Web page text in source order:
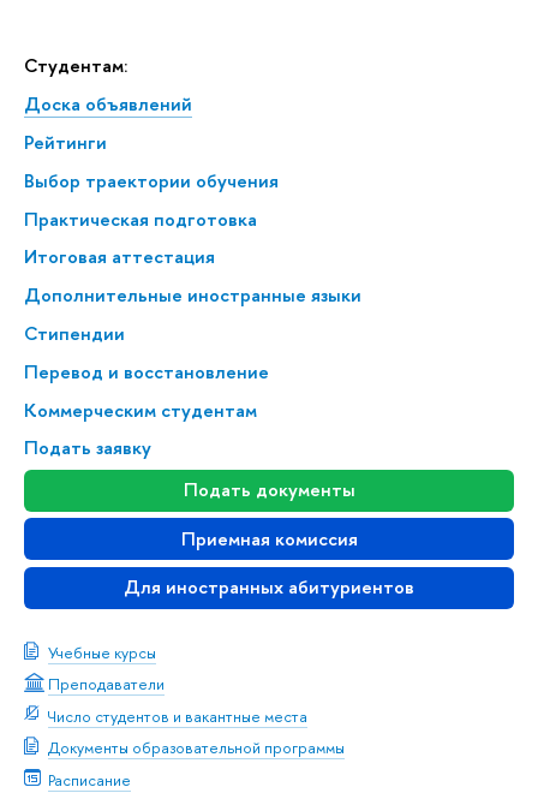
Студентам:
Доска объявлений
Рейтинги
Выбор траектории обучения
Практическая подготовка
Итоговая аттестация
Дополнительные иностранные языки
Стипендии
Перевод и восстановление
Коммерческим студентам
Подать заявку
Подать документы
Приемная комиссия
Для иностранных абитуриентов
Учебные курсы
Преподаватели
Число студентов и вакантные места
Документы образовательной программы
Расписание